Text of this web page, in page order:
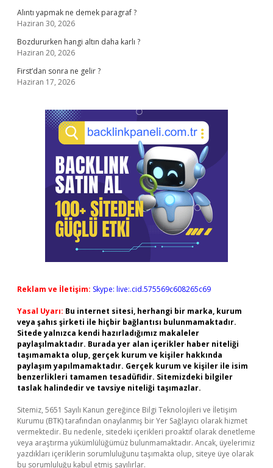
Alıntı yapmak ne demek paragraf ?
Haziran 30, 2026
Bozdururken hangi altın daha karlı ?
Haziran 20, 2026
First’dan sonra ne gelir ?
Haziran 17, 2026
Reklam ve İletişim: Skype: live:.cid.575569c608265c69
Yasal Uyarı: Bu internet sitesi, herhangi bir marka, kurum
veya şahıs şirketi ile hiçbir bağlantısı bulunmamaktadır.
Sitede yalnızca kendi hazırladığımız makaleler
paylaşılmaktadır. Burada yer alan içerikler haber niteliği
taşımamakta olup, gerçek kurum ve kişiler hakkında
paylaşım yapılmamaktadır. Gerçek kurum ve kişiler ile isim
benzerlikleri tamamen tesadüfidir. Sitemizdeki bilgiler
taslak halindedir ve tavsiye niteliği taşımazlar.
Sitemiz, 5651 Sayılı Kanun gereğince Bilgi Teknolojileri ve İletişim
Kurumu (BTK) tarafından onaylanmış bir Yer Sağlayıcı olarak hizmet
vermektedir. Bu nedenle, sitedeki içerikleri proaktif olarak denetleme
veya araştırma yükümlülüğümüz bulunmamaktadır. Ancak, üyelerimiz
yazdıkları içeriklerin sorumluluğunu taşımakta olup, siteye üye olarak
bu sorumluluğu kabul etmiş sayılırlar.